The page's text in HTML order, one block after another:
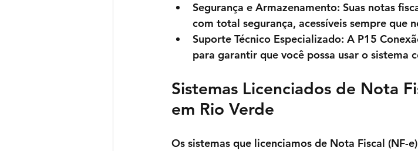
Segurança e Armazenamento: Suas notas
com total segurança, acessíveis sempre que
Suporte Técnico Especializado: A P15
para garantir que você possa usar o sistema
Sistemas Licenciados de Nota
em Rio Verde
Os sistemas que licenciamos de Nota Fiscal (NF-